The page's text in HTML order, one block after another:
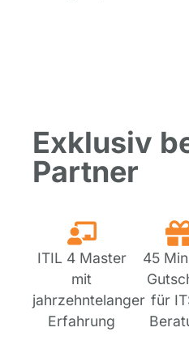
Exklusiv
Partner
ITIL 4 Master
mit
jahrzehntelanger
Erfahrung
45
für